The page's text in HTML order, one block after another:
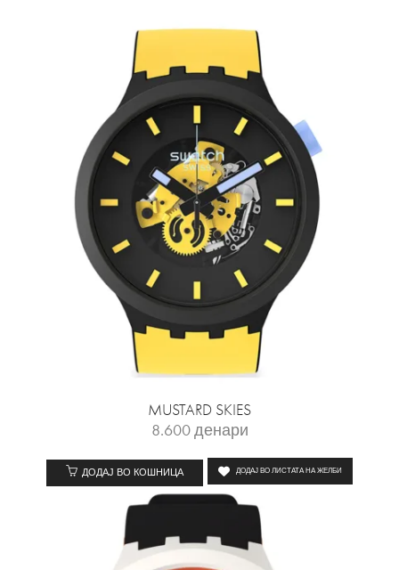
MUSTARD SKIES
8.600денари
ДОДАЈ ВО КОШНИЦА ДОДАЈ ВО ЛИСТАТА НА ЖЕЛБИ